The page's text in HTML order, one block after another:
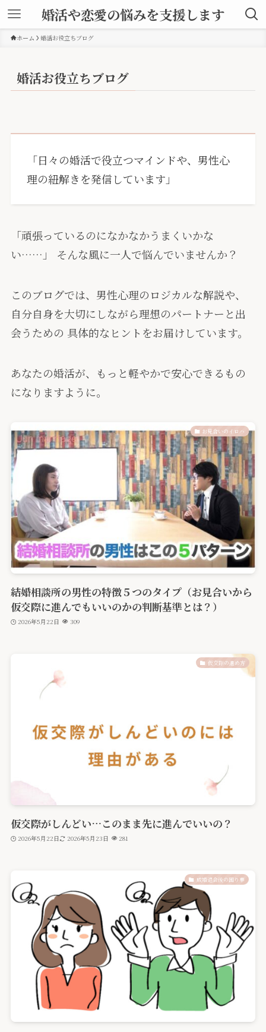
婚活や恋愛の悩みを支援します
ホーム 婚活お役立ちブログ
婚活お役立ちブログ
「日々の婚活で役立つマインドや、男性心
理の紐解きを発信しています」
「頑張っているのになかなかうまくいかな
い……」 そんな風に一人で悩んでいませんか？
このブログでは、男性心理のロジカルな解説や、
自分自身を大切にしながら理想のパートナーと出
会うための 具体的なヒントをお届けしています。
あなたの婚活が、もっと軽やかで安心できるもの
になりますように。
お見合いのイロハ
結婚相談所の男性の特徴５つのタイプ（お見合いから
仮交際に進んでもいいのかの判断基準とは？）
2026年5月22日 309
仮交際の進め方
仮交際がしんどい…このまま先に進んでいいの？
2026年5月22日 2026年5月23日 281
成婚退会後の困り事